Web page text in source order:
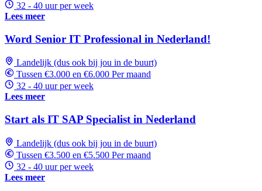
32 - 40 uur per week
Lees meer
Word Senior IT Professional in Nederland!
Landelijk (dus ook bij jou in de buurt)
Tussen €3.000 en €6.000 Per maand
32 - 40 uur per week
Lees meer
Start als IT SAP Specialist in Nederland
Landelijk (dus ook bij jou in de buurt)
Tussen €3.500 en €5.500 Per maand
32 - 40 uur per week
Lees meer